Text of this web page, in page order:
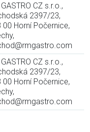
CZ s.r.o.,
2397/23,
00 Horní Počernice,
CZ s.r.o.,
2397/23,
00 Horní Počernice,